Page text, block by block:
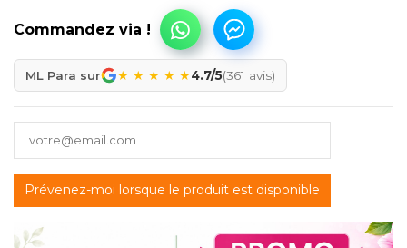
ML Para sur ★ ★ ★ ★ ★4.7/5(361 avis)